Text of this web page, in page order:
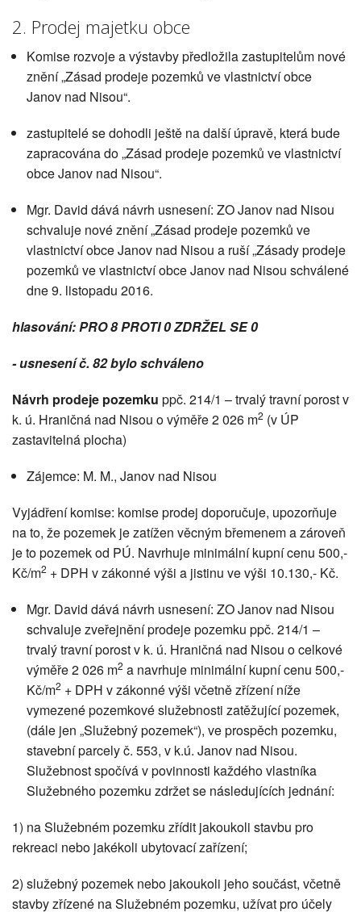
2. Prodej majetku obce
Komise rozvoje a výstavby předložila zastupitelům nové
znění „Zásad prodeje pozemků ve vlastnictví obce
Janov nad Nisou“.
zastupitelé se dohodli ještě na další úpravě, která bude
zapracována do „Zásad prodeje pozemků ve vlastnictví
obce Janov nad Nisou“.
Mgr. David dává návrh usnesení: ZO Janov nad Nisou
schvaluje nové znění „Zásad prodeje pozemků ve
vlastnictví obce Janov nad Nisou a ruší „Zásady prodeje
pozemků ve vlastnictví obce Janov nad Nisou schválené
dne 9. listopadu 2016.
hlasování: PRO 8 PROTI 0 ZDRŽEL SE 0
- usnesení č. 82 bylo schváleno
Návrh prodeje pozemku ppč. 214/1 – trvalý travní porost v
k. ú. Hraničná nad Nisou o výměře 2 026 m2 (v ÚP
zastavitelná plocha)
Zájemce: M. M., Janov nad Nisou
Vyjádření komise: komise prodej doporučuje, upozorňuje
na to, že pozemek je zatížen věcným břemenem a zároveň
je to pozemek od PÚ. Navrhuje minimální kupní cenu 500,-
Kč/m2 + DPH v zákonné výši a jistinu ve výši 10.130,- Kč.
Mgr. David dává návrh usnesení: ZO Janov nad Nisou
schvaluje zveřejnění prodeje pozemku ppč. 214/1 –
trvalý travní porost v k. ú. Hraničná nad Nisou o celkové
výměře 2 026 m2 a navrhuje minimální kupní cenu 500,-
Kč/m2 + DPH v zákonné výši včetně zřízení níže
vymezené pozemkové služebnosti zatěžující pozemek,
(dále jen „Služebný pozemek“), ve prospěch pozemku,
stavební parcely č. 553, v k.ú. Janov nad Nisou.
Služebnost spočívá v povinnosti každého vlastníka
Služebného pozemku zdržet se následujících jednání:
1) na Služebném pozemku zřídit jakoukoli stavbu pro
rekreaci nebo jakékoli ubytovací zařízení;
2) služebný pozemek nebo jakoukoli jeho součást, včetně
stavby zřízené na Služebném pozemku, užívat pro účely